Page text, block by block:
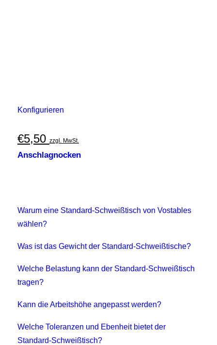
Konfigurieren
€5,50 zzgl. MwSt.
Anschlagnocken
Warum eine Standard-Schweißtisch von Vostables
wählen?
Was ist das Gewicht der Standard-Schweißtische?
Welche Belastung kann der Standard-Schweißtisch
tragen?
Kann die Arbeitshöhe angepasst werden?
Welche Toleranzen und Ebenheit bietet der
Standard-Schweißtisch?